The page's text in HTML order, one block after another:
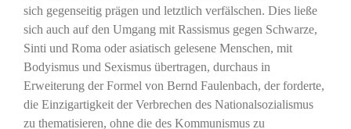
sich gegenseitig prägen und letztlich verfälschen. Dies ließe
sich auch auf den Umgang mit Rassismus gegen Schwarze,
Sinti und Roma oder asiatisch gelesene Menschen, mit
Bodyismus und Sexismus übertragen, durchaus in
Erweiterung der Formel von Bernd Faulenbach, der forderte,
die Einzigartigkeit der Verbrechen des Nationalsozialismus
zu thematisieren, ohne die des Kommunismus zu